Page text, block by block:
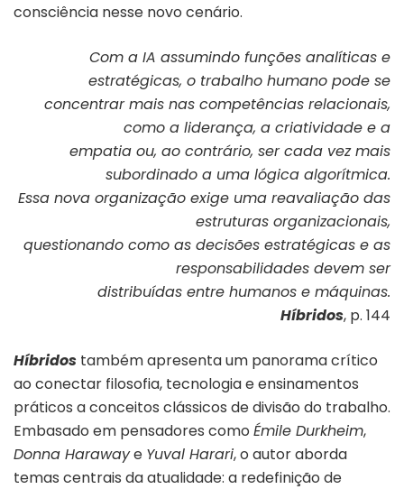
consciência nesse novo cenário.
Com a IA assumindo funções analíticas e
estratégicas, o trabalho humano pode se
concentrar mais nas competências relacionais,
como a liderança, a criatividade e a
empatia ou, ao contrário, ser cada vez mais
subordinado a uma lógica algorítmica.
Essa nova organização exige uma reavaliação das
estruturas organizacionais,
questionando como as decisões estratégicas e as
responsabilidades devem ser
distribuídas entre humanos e máquinas.
Híbridos, p. 144
Híbridos também apresenta um panorama crítico
ao conectar filosofia, tecnologia e ensinamentos
práticos a conceitos clássicos de divisão do trabalho.
Embasado em pensadores como Émile Durkheim,
Donna Harawaye Yuval Harari, o autor aborda
temas centrais da atualidade: a redefinição de